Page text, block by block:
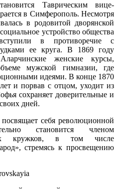
Таврическим вице-
в Симферополь. Несмотря
в родовитой дворянской
устройство общества
в противоречие с
ее круга. В 1869 году
женские курсы,
мужской гимназии, где
идеями. В конце 1870
и порвав с отцом, уходит из
сохраняет доверительные и
дней.
себя революционной
становится членом
кружков, в том числе
стремясь к просвещению